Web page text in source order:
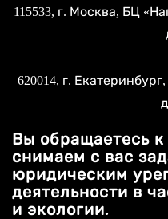
115533, г. Москва, БЦ
620014, г. Екатеринбург,
Вы обращаетесь
снимаем с вас
юридическим
деятельности в
и экологии.